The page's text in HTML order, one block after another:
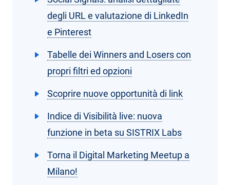
degli URL e valutazione di LinkedIn
e Pinterest
Tabelle dei Winners and Losers con
propri filtri ed opzioni
Scoprire nuove opportunità di link
Indice di Visibilità live: nuova
funzione in beta su SISTRIX Labs
Torna il Digital Marketing Meetup a
Milano!